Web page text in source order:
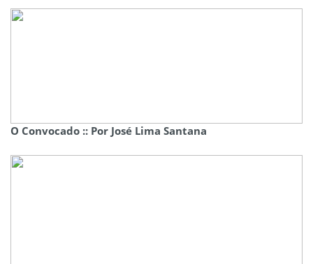
O Convocado :: Por José Lima Santana